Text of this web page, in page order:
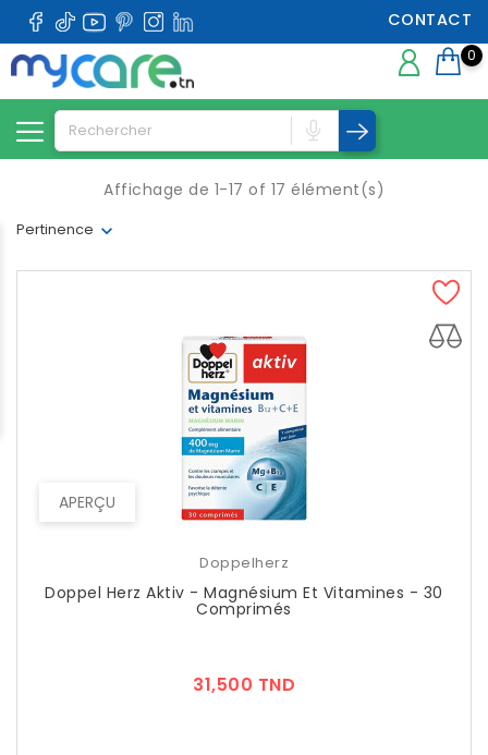
CONTACT
0
Pertinence
Affichage de 1-17 of 17 élément(s)
APERÇU
Doppelherz
Doppel Herz Aktiv - Magnésium Et Vitamines - 30
Comprimés
31,500 TND